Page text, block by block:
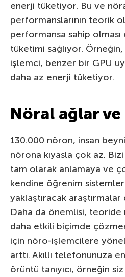
enerji tüketiyor. Bu ve
performanslarının teorik
performansa sahip
tüketimi sağlıyor.
işlemci, benzer bir GPU
daha az enerji tüketiyor.
Nöral ağlar
130.000 nöron, insan
nörona kıyasla çok az.
tam olarak anlamaya ve
kendine öğrenim
yaklaştıracak araştırmalar
Daha da önemlisi,
daha etkili biçimde
için nöro-işlemcilere
arttı. Akıllı telefonunuza
örüntü tanıyıcı, örneğin